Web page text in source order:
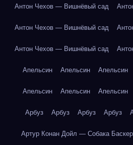
Антон Чехов — Вишнёвый сад
Антон Чехов — Вишнёвый сад
Антон Чехов — Вишнёвый сад
Апельсин Апельсин Апельсин
Апельсин Апельсин Апельсин
Арбуз Арбуз Арбуз Арбуз
Артур Конан Дойл — Собака